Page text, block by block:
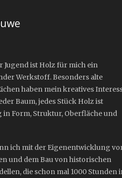
Jugend ist Holz für mich ein
Werkstoff. Besonders alte
haben mein kreatives
Baum, jedes Stück Holz ist
Form, Struktur, Oberfläche und
ich mit der Eigenentwicklung
und dem Bau von historischen
die schon mal 1000 Stunden